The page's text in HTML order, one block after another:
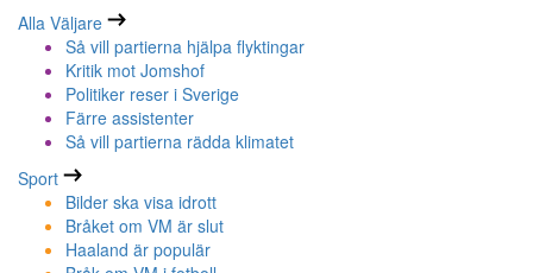
Alla Väljare
Så vill partierna hjälpa flyktingar
Kritik mot Jomshof
Politiker reser i Sverige
Färre assistenter
Så vill partierna rädda klimatet
Sport
Bilder ska visa idrott
Bråket om VM är slut
Haaland är populär